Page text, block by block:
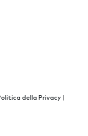
della Privacy